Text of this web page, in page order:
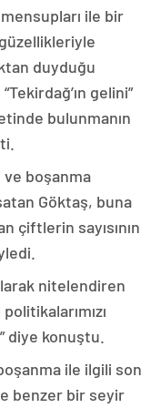
ile bir
duyduğu
gelini”
bulunmanın
ve boşanma
Göktaş, buna
çiftlerin sayısının
nitelendiren
diye konuştu.
ile ilgili son
benzer bir seyir